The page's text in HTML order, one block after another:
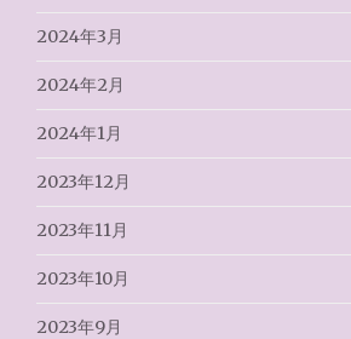
2024年3月
2024年2月
2024年1月
2023年12月
2023年11月
2023年10月
2023年9月